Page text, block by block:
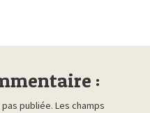
:
publiée. Les champs